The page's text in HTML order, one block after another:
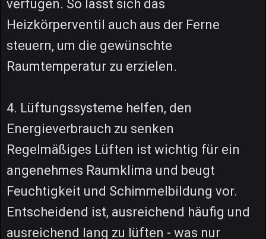
verfügen. So lässt sich das
Heizkörperventil auch aus der Ferne
steuern, um die gewünschte
Raumtemperatur zu erzielen.
4. Lüftungssysteme helfen, den
Energieverbrauch zu senken
Regelmäßiges Lüften ist wichtig für ein
angenehmes Raumklima und beugt
Feuchtigkeit und Schimmelbildung vor.
Entscheidend ist, ausreichend häufig und
ausreichend lang zu lüften - was nur